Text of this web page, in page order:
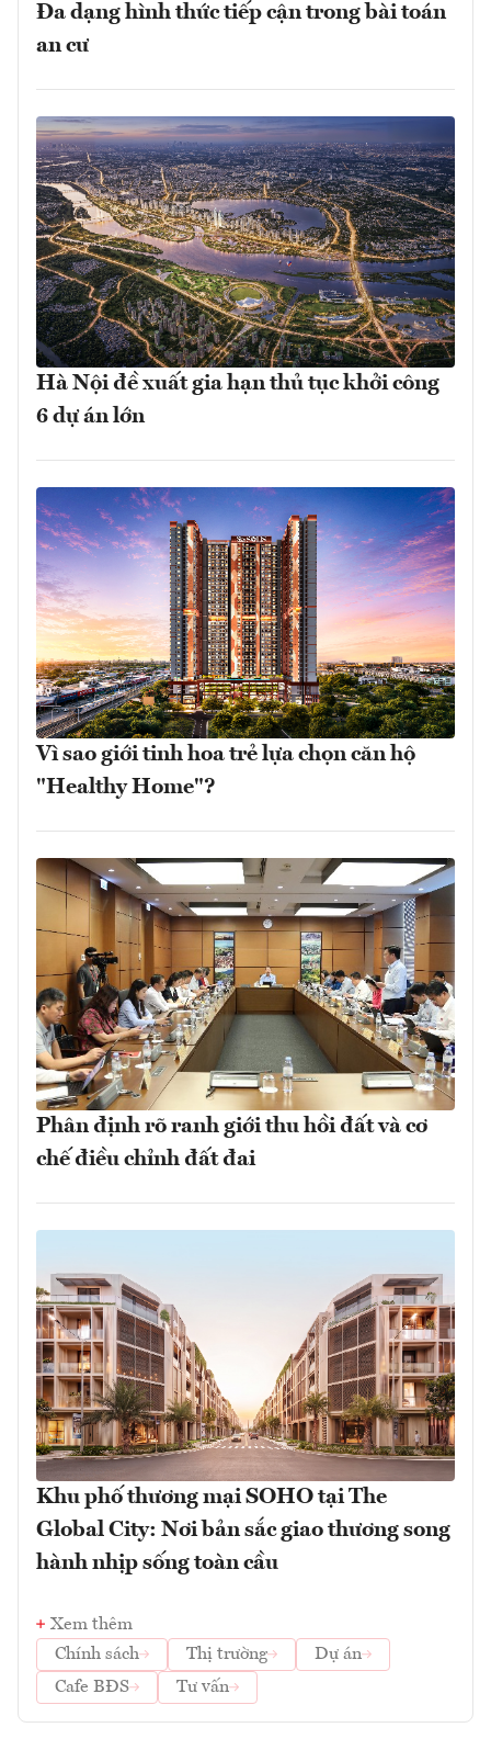
Đa dạng hình thức tiếp cận trong bài toán
an cư
Hà Nội đề xuất gia hạn thủ tục khởi công
6 dự án lớn
Vì sao giới tinh hoa trẻ lựa chọn căn hộ
"Healthy Home"?
Phân định rõ ranh giới thu hồi đất và cơ
chế điều chỉnh đất đai
Khu phố thương mại SOHO tại The
Global City: Nơi bản sắc giao thương song
hành nhịp sống toàn cầu
Xem thêm
Chính sách
Thị trường
Dự án
Cafe BĐS
Tư vấn